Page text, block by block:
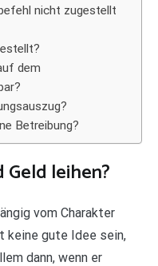
nicht zugestellt
dem
Betreibung?
Geld leihen?
vom Charakter
keine gute Idee sein,
dann, wenn er